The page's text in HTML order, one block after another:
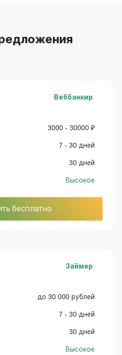
Веббанкир
3000 - 30000 ₽
7 - 30 дней
30 дней
Высокое
бесплатно
Займер
до 30 000 рублей
7 - 30 дней
30 дней
Высокое